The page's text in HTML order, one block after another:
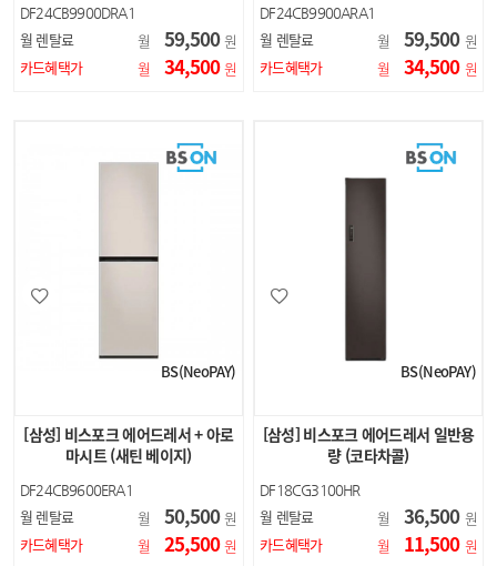
DF24CB9900DRA1
월 렌탈료 월 59,500 원
카드혜택가
월 34,500 원
DF24CB9900ARA1
월 렌탈료 월 59,500 원
카드혜택가
월 34,500 원
BS(NeoPAY)
[삼성] 비스포크 에어드레서 + 아로
마시트 (새틴 베이지)
DF24CB9600ERA1
월 렌탈료 월 50,500 원
카드혜택가
월 25,500 원
BS(NeoPAY)
[삼성] 비스포크 에어드레서 일반용
량 (코타차콜)
DF18CG3100HR
월 렌탈료 월 36,500 원
카드혜택가
월 11,500 원